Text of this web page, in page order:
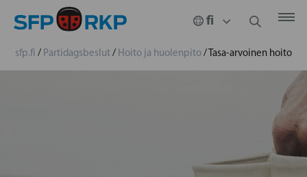
sfp.fi / Partidagsbeslut/ Hoito ja huolenpito/Tasa-arvoinen hoito